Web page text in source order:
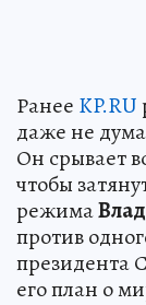
Ранее KP.RU
даже не
Он срывает
чтобы
режима
против
президента
его план о